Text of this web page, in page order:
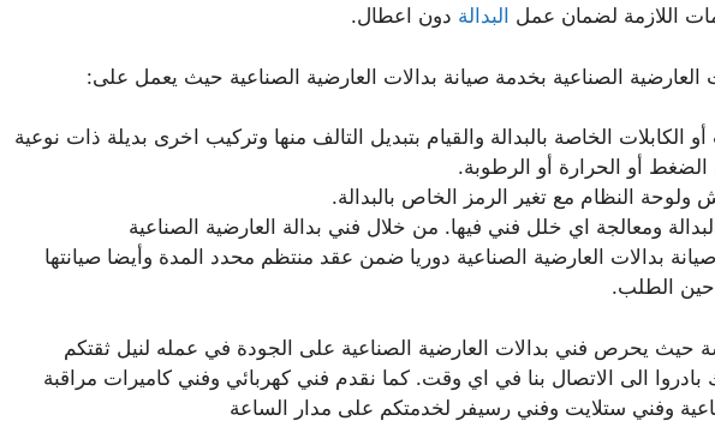
اللازمة لضمان عمل البدالة دون اعطال.
العارضية الصناعية بخدمة صيانة بدالات العارضية الصناعية حيث يعمل على:
الخاصة بالبدالة والقيام بتبديل التالف منها وتركيب اخرى بديلة ذات نوعية
أو الحرارة أو الرطوبة.
ولوحة النظام مع تغير الرمز الخاص بالبدالة.
ومعالجة اي خلل فني فيها. من خلال فني بدالة العارضية الصناعية
صيانة بدالات العارضية الصناعية دوريا ضمن عقد منتظم محدد المدة وأيضا صيانتها
الطلب.
حيث يحرص فني بدالات العارضية الصناعية على الجودة في عمله لنيل ثقتكم
بادروا الى الاتصال بنا في اي وقت. كما نقدم فني كهربائي وفني كاميرات مراقبة
وفني ستلايت وفني رسيفر لخدمتكم على مدار الساعة